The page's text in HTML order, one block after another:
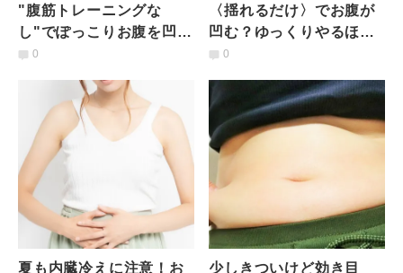
"腹筋トレーニングな
し"でぽっこりお腹を凹ま
せる！壁を使った簡単腸
0
〈揺れるだけ〉でお腹が
凹む？ゆっくりやるほど
めちゃくちゃ効く！下腹
0
夏も内臓冷えに注意！お
少しきついけど効き目